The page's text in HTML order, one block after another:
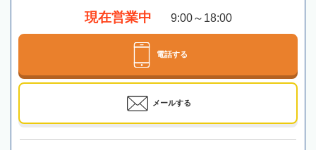
現在営業中 9:00～18:00
電話する
メールする